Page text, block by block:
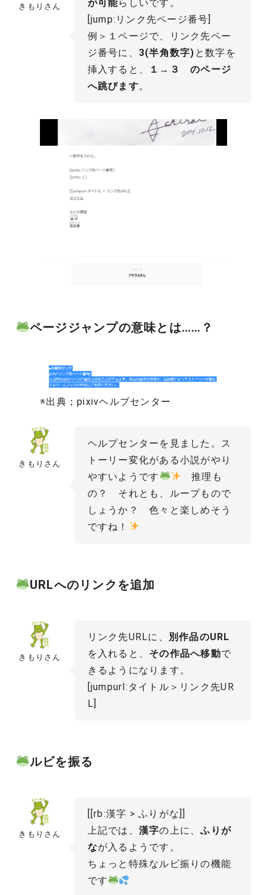
きもりさん が可能らしいです。
[jump:リンク先ページ番号]
例＞１ページで、リンク先ペー
ジ番号に、 3(半角数字) と数字を
挿入すると、
１→３ のページ
へ跳びます。
ページジャンプの意味とは……？
※出典；pixivヘルプセンター
きもりさん
ヘルプセンターを見ました。ス
トーリー変化がある小説がやり
やすいようです
推理も
の？ それとも、ループもので
しょうか？ 色々と楽しめそう
ですね！
URLへのリンクを追加
きもりさん
リンク先URLに、 別作品のURL
を入れると、 その作品へ移動で
きるようになります。
[jumpurl:タイトル＞リンク先UR
L]
ルビを振る
きもりさん
[[rb:漢字 > ふりがな]]
上記では、 漢字の上に、ふりが
なが入るようです。
ちょっと特殊なルビ振りの機能
です